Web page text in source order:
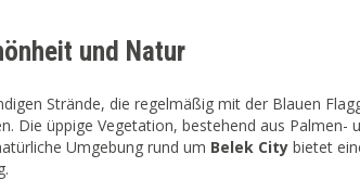
und Natur
Strände, die regelmäßig mit der Blauen
Die üppige Vegetation, bestehend aus Palmen-
Umgebung rund um Belek City bietet